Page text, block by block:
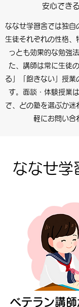
安心でき
ななせ学習舎では独自
生徒それぞれの性格、
っとも効果的な勉強
た、講師は常に生徒
る」「飽きない」授業
す。面談・体験授業
で、どの塾を選ぶか迷
軽にお問い合
ななせ学
ベテラン講